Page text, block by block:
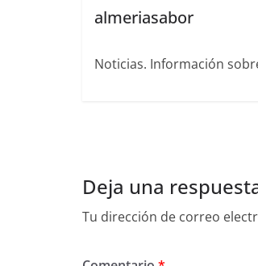
almeriasabor
Noticias. Información
Deja una
Tu dirección de correo